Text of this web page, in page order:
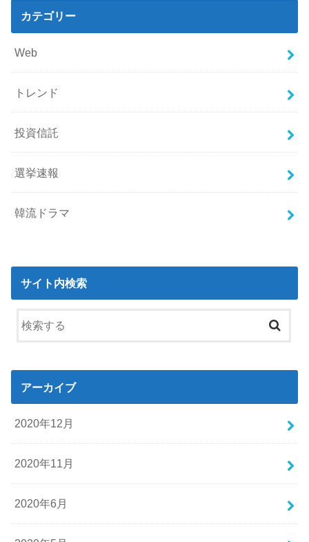
カテゴリー
Web
トレンド
投資信託
選挙速報
韓流ドラマ
サイト内検索
アーカイブ
2020年12月
2020年11月
2020年6月